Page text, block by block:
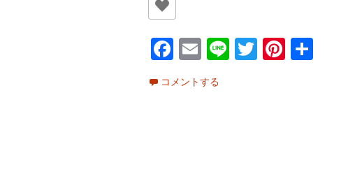
Fa
ce
b
E
m
ai
Li T
Pi
コメントする